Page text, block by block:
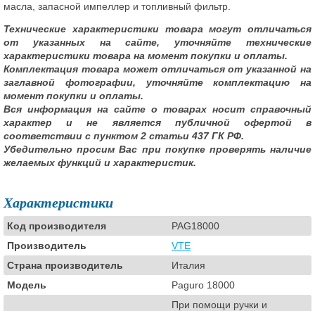
масла, запасной импеллер и топливный фильтр.
Технические характеристики товара могут отличаться
от указанных на сайте, уточняйте технические
характеристики товара на момент покупки и оплаты.
Комплектация товара может отличаться от указанной на
заглавной фотографии, уточняйте комплектацию на
момент покупки и оплаты.
Вся информация на сайте о товарах носит справочный
характер и не является публичной офертой в
соответствии с пунктом 2 статьи 437 ГК РФ.
Убедительно просим Вас при покупке проверять наличие
желаемых функций и характеристик.
Характеристики
Код производителя
PAG18000
Производитель
VTE
Страна производитель
Италия
Модель
Paguro 18000
При помощи ручки и